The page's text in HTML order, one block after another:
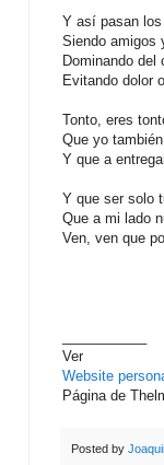
Y así pasan
Siendo amigos
Dominando del
Evitando dolor
Tonto, eres
Que yo
Y que a
Y que ser solo
Que a mi lado
Ven, ven que
Ver
Website
Página de
Posted by